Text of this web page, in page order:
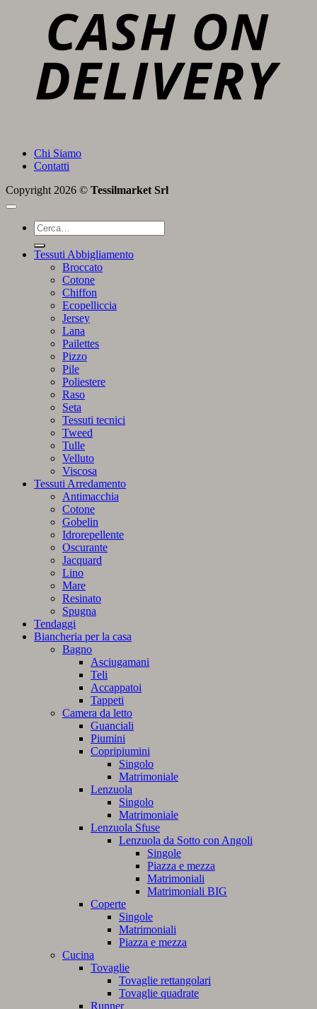
Chi Siamo
Contatti
Copyright 2026 © Tessilmarket Srl
Cerca:
Tessuti Abbigliamento
Broccato
Cotone
Chiffon
Ecopelliccia
Jersey
Lana
Pailettes
Pizzo
Pile
Poliestere
Raso
Seta
Tessuti tecnici
Tweed
Tulle
Velluto
Viscosa
Tessuti Arredamento
Antimacchia
Cotone
Gobelin
Idrorepellente
Oscurante
Jacquard
Lino
Mare
Resinato
Spugna
Tendaggi
Biancheria per la casa
Bagno
Asciugamani
Teli
Accappatoi
Tappeti
Camera da letto
Guanciali
Piumini
Copripiumini
Singolo
Matrimoniale
Lenzuola
Singolo
Matrimoniale
Lenzuola Sfuse
Lenzuola da Sotto con Angoli
Singole
Piazza e mezza
Matrimoniali
Matrimoniali BIG
Coperte
Singole
Matrimoniali
Piazza e mezza
Cucina
Tovaglie
Tovaglie rettangolari
Tovaglie quadrate
Runner